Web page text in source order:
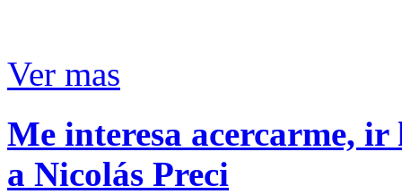
Ver mas
Me interesa acercarme,
a Nicolás Preci